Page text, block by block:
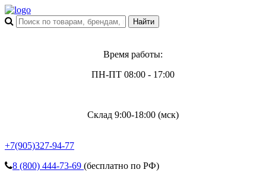
Время работы:
ПН-ПТ 08:00 - 17:00
Склад 9:00-18:00 (мск)
+7(905)327-94-77
8 (800) 444-73-69 (бесплатно по РФ)